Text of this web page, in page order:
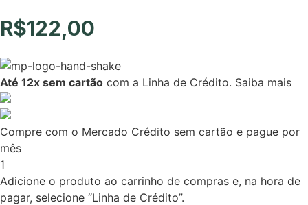
R$122,00
Até 12x sem cartão com a Linha de Crédito. Saiba mais
Compre com o Mercado Crédito sem cartão e pague por
mês
1
Adicione o produto ao carrinho de compras e, na hora de
pagar, selecione “Linha de Crédito”.